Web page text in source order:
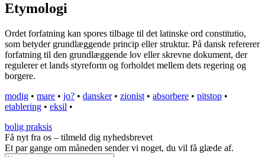
Etymologi
Ordet forfatning kan spores tilbage til det latinske ord constitutio,
som betyder grundlæggende princip eller struktur. På dansk refererer
forfatning til den grundlæggende lov eller skrevne dokument, der
regulerer et lands styreform og forholdet mellem dets regering og
borgere.
modig • mare • jo? • dansker• zionist • absorbere • pitstop •
etablering • eksil •
bolig praksis
Få nyt fra os – tilmeld dig nyhedsbrevet
Et par gange om måneden sender vi noget, du vil få glæde af.